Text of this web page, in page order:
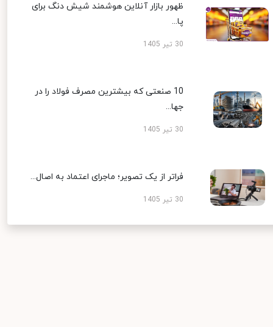
ظهور بازار آنلاین هوشمند شیش دنگ برای
پا...
30 تیر 1405
10 صنعتی که بیشترین مصرف فولاد را در
جها...
30 تیر 1405
فراتر از یک تصویر؛ ماجرای اعتماد به اصال...
30 تیر 1405